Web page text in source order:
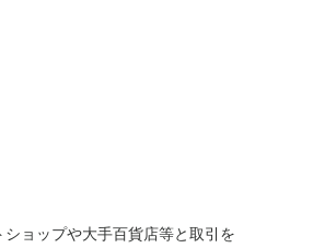
ョップや大手百貨店等と取引を